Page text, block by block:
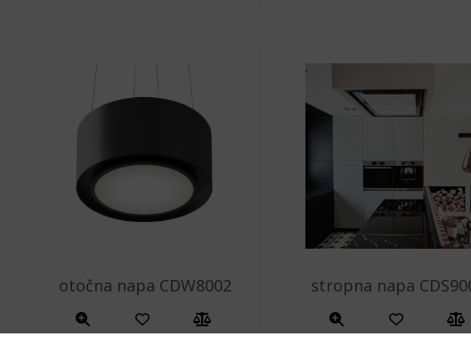
otočna napa CDW8002 stropna napa